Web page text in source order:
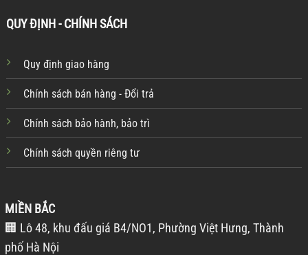
QUY ĐỊNH - CHÍNH SÁCH
Quy định giao hàng
Chính sách bán hàng - Đổi trả
Chính sách bảo hành, bảo trì
Chính sách quyền riêng tư
MIỀN BẮC
🏢 Lô 48, khu đấu giá B4/NO1, Phường Việt Hưng, Thành
phố Hà Nội